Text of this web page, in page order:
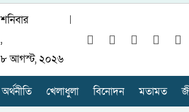
শনিবার
,
৮ আগস্ট, ২০২৬
অর্থনীতি খেলাধুলা বিনোদন মতামত